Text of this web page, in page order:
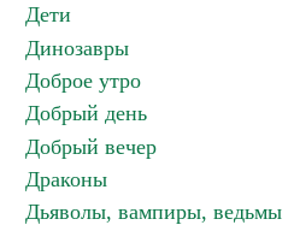
Дети
Динозавры
Доброе утро
Добрый день
Добрый вечер
Драконы
Дьяволы, вампиры, ведьмы